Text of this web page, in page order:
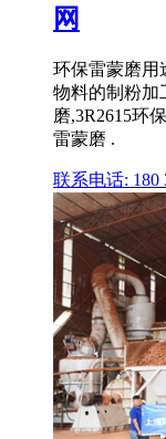
网
环保雷蒙磨用
物料的制粉加
磨,3R2615环
雷蒙磨 .
联系电话: 180